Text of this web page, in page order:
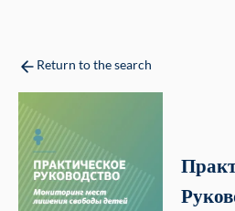
Return to the search